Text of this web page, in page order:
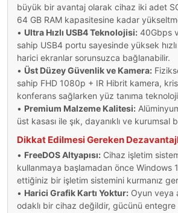
büyük bir avantaj olarak cihaz iki adet
64 GB RAM kapasitesine kadar
• Ultra Hızlı USB4 Teknolojisi: 40Gbps
sahip USB4 portu sayesinde yüksek
harici ekranlar sorunsuzca bağlanabilir.
• Üst Düzey Güvenlik ve Kamera:
sahip FHD 1080p + IR Hibrit kamera,
konferans sağlarken yüz tanıma
• Premium Malzeme Kalitesi:
üst kasası ile şık, dayanıklı ve kurumsal
Dikkat Edilmesi Gereken
• FreeDOS Altyapısı: Cihaz işletim
kullanmaya başlamadan önce Windows
ettiğiniz bir işletim sistemini kurmanız
• Harici Grafik Kartı Yoktur: Oyun veya
odaklı bir cihaz değildir, gücünü